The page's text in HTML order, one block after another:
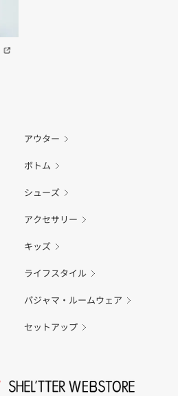
アウター
ボトム
シューズ
アクセサリー
キッズ
ライフスタイル
パジャマ・ルームウェア
セットアップ